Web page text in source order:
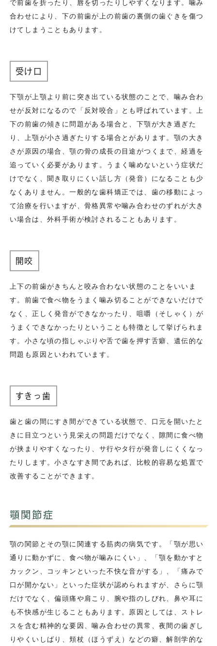
で前歯を折ったり、唇を切ったりしやすくなります。噛み
合わせにより、下の前歯が上の前歯の裏側の歯ぐきを傷つ
けてしまうこともあります。
受け口
下顎が上顎より前に突き出ている状態のことで、噛み合わ
せが反対になるので「反対咬合」とも呼ばれています。上
下の前歯の傾きに問題がある場合と、下顎が大き過ぎた
り、上顎が小さ過ぎたりする場合とがあります。顎の大き
さが原因の場合、顎の骨の成長の目途がつくまで、経過を
追っていく必要があります。うまく噛めないという症状だ
けでなく、聞き取りにくい話し方（発音）になることも少
なくありません。一般的な歯科矯正では、歯の移動によっ
て治療を行いますが、骨格異常や噛み合わせのずれが大き
い場合は、外科手術が検討されることもあります。
開咬
上下の前歯がきちんと咬み合わない状態のことをいいま
す。前歯で食べ物をうまく噛み切ることができないだけで
なく、正しく発音ができなかったり、咀嚼（そしゃく）が
うまくできなかったりということも特徴として挙げられま
す。小さな頃の指しゃぶりや舌で歯を押す舌癖、遺伝的な
問題も原因といわれています。
すきっ歯
歯と歯の間にすき間ができている状態で、口元を開いたと
きに目立つという見栄えの問題だけでなく、隙間に食べ物
が挟まりやすくなったり、サ行やタ行が発音しにくくなっ
たりします。小さなすき間であれば、比較的容易な処置で
改善することができます。
顎関節症
顎の関節とその顎に関連する筋肉の病気です。「顎が思い
通りに動かずに、食べ物が噛みにくい」、「顎を動かすと
カックン、コッキンといった不快な音がする」、「痛みで
口が開かない」といった症状が認められますが、さらに顎
だけでなく、偏頭痛や肩こり、腕や指のしびれ、鼻や耳に
も不快感が生じることもあります。原因としては、ストレ
スを含む精神的な要因、噛み合わせの異常、夜間の歯ぎし
りやくいしばり、頬杖（ほうずえ）などの癖、解剖学的な